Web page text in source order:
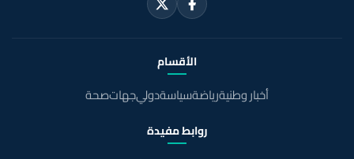
الأقسام
أخبار وطنيةرياضةسياسةدوليجهاتصحة
روابط مفيدة